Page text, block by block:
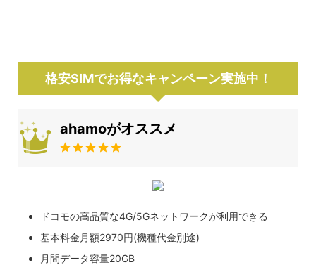
格安SIMでお得なキャンペーン実施中！
ahamoがオススメ
ドコモの高品質な4G/5Gネットワークが利用できる
基本料金月額2970円(機種代金別途)
月間データ容量20GB